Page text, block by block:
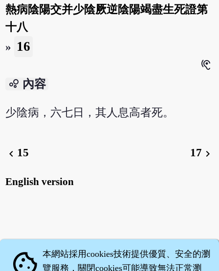
熱病陰陽交并少陰厥逆陰陽竭盡生死證第
十八
» 16
hearing
bubble_chart 內容
少陰病，六七日，其人息高者死。
chevron_left 15 17 chevron_right
English version
cookie 本網站採用cookies技術提供優質、安全的瀏
覽服務，關閉cookies可能導致無法正常瀏